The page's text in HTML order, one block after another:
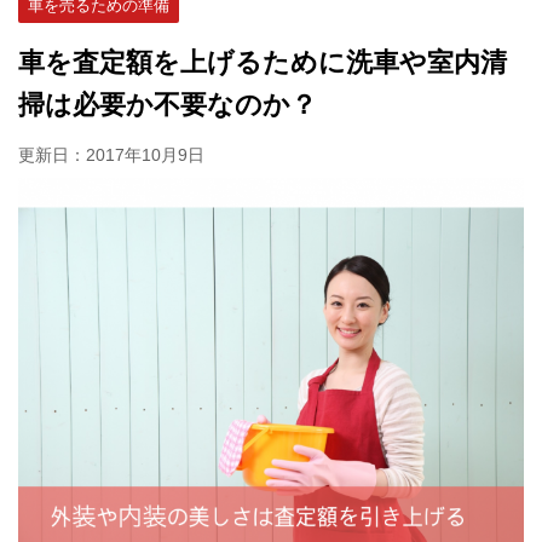
車を売るための準備
車を査定額を上げるために洗車や室内清
掃は必要か不要なのか？
更新日： 2017年10月9日